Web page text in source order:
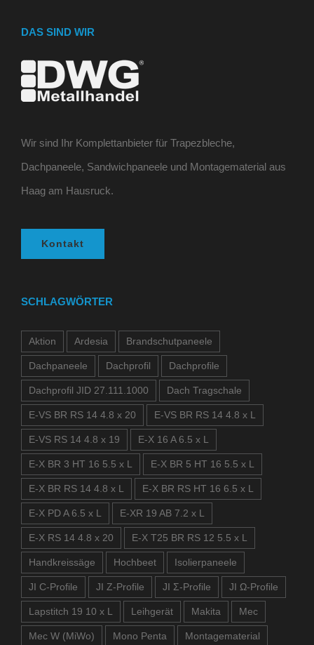
DAS SIND WIR
Wir sind Ihr Komplettanbieter für Trapezbleche,
Dachpaneele, Sandwichpaneele und Montagematerial aus
Haag am Hausruck.
Kontakt
SCHLAGWÖRTER
Aktion Ardesia Brandschutpaneele
Dachpaneele Dachprofil Dachprofile
Dachprofil JID 27.111.1000 Dach Tragschale
E-VS BR RS 14 4.8 x 20 E-VS BR RS 14 4.8 x L
E-VS RS 14 4.8 x 19 E-X 16 A 6.5 x L
E-X BR 3 HT 16 5.5 x L E-X BR 5 HT 16 5.5 x L
E-X BR RS 14 4.8 x L E-X BR RS HT 16 6.5 x L
E-X PD A 6.5 x L E-XR 19 AB 7.2 x L
E-X RS 14 4.8 x 20 E-X T25 BR RS 12 5.5 x L
Handkreissäge Hochbeet Isolierpaneele
JI C-Profile JI Z-Profile JI Σ-Profile JI Ω-Profile
Lapstitch 19 10 x L Leihgerät Makita Mec
Mec W (MiWo) Mono Penta Montagematerial